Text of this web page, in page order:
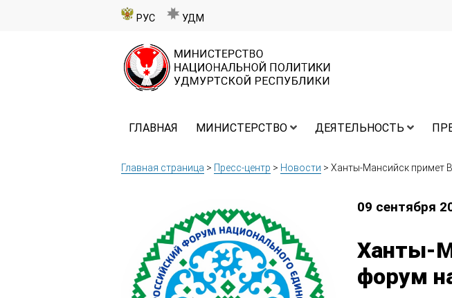
РУС УДМ
ГЛАВНАЯ МИНИСТЕРСТВО ДЕЯТЕЛЬНОСТЬ
Главная страница > Пресс-центр > Новости > Ханты-Мансийск примет
09 сентября
Ханты-
форум